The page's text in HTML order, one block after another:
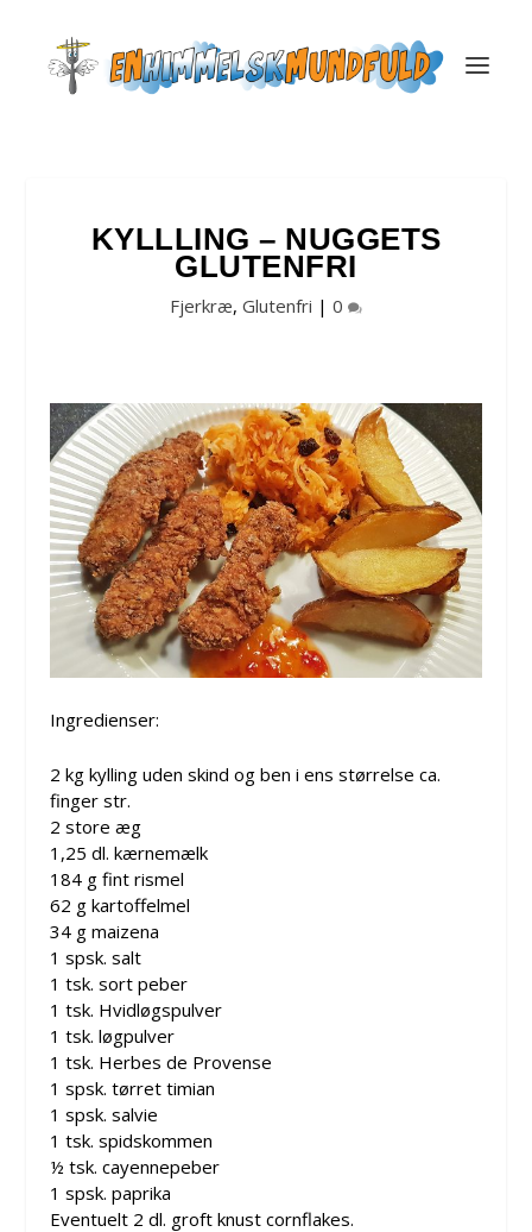
KYLLLING – NUGGETS
GLUTENFRI
Fjerkræ, Glutenfri | 0
Ingredienser:
2 kg kylling uden skind og ben i ens størrelse ca.
finger str.
2 store æg
1,25 dl. kærnemælk
184 g fint rismel
62 g kartoffelmel
34 g maizena
1 spsk. salt
1 tsk. sort peber
1 tsk. Hvidløgspulver
1 tsk. løgpulver
1 tsk. Herbes de Provense
1 spsk. tørret timian
1 spsk. salvie
1 tsk. spidskommen
½ tsk. cayennepeber
1 spsk. paprika
Eventuelt 2 dl. groft knust cornflakes.